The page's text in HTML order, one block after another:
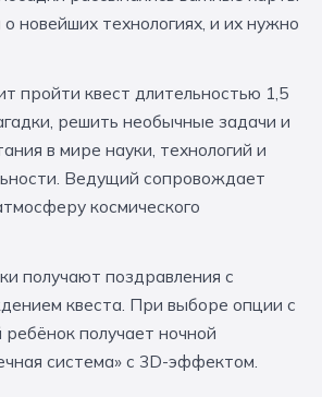
Интерактивные
классы
Алтай Архангельск
новейших технологиях, и их нужно
пройти квест длительностью 1,5
решить необычные задачи и
в мире науки, технологий и
Ведущий сопровождает
космического
получают поздравления с
квеста. При выборе опции с
получает ночной
система» с 3D-эффектом.